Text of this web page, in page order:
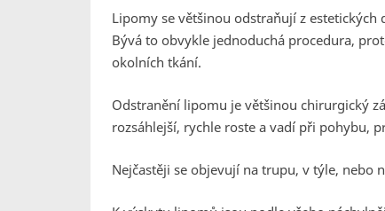
Lipomy se většinou odstraňují z
Bývá to obvykle jednoduchá procedura,
okolních tkání.
Odstranění lipomu je většinou chirurgický
rozsáhlejší, rychle roste a vadí při pohybu,
Nejčastěji se objevují na trupu, v týle, nebo